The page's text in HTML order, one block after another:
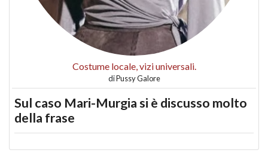
Costume locale, vizi universali.
diPussy Galore
Sul caso Mari-Murgia si è discusso molto
della frase